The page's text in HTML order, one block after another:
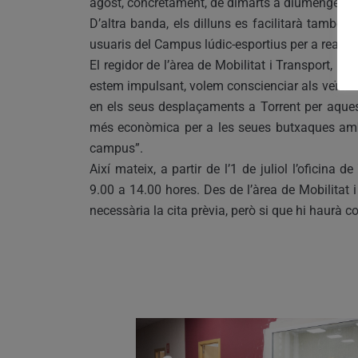
D’altra banda, els dilluns es facilitarà també
usuaris del Campus lúdic-esportius per a
El regidor de l’àrea de Mobilitat i Transport,
estem impulsant, volem conscienciar als veïns
en els seus desplaçaments a Torrent per
més econòmica per a les seues butxaques
campus”.
Així mateix, a partir de l’1 de juliol l’oficina
9.00 a 14.00 hores. Des de l’àrea de
necessària la cita prèvia, però si que hi haurà